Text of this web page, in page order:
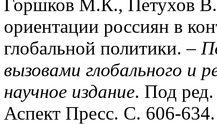
Горшков М.К., Петухов
ориентации россиян в
глобальной политики. –
вызовами глобального и
научное издание. Под
Аспект Пресс. С. 606-634.